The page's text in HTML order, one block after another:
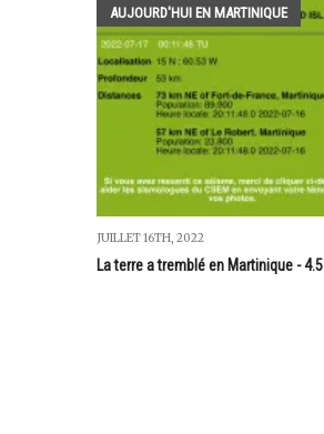
AUJOURD'HUI EN MARTINIQUE
JUILLET 16TH, 2022
La terre a tremblé en Martinique - 4.5